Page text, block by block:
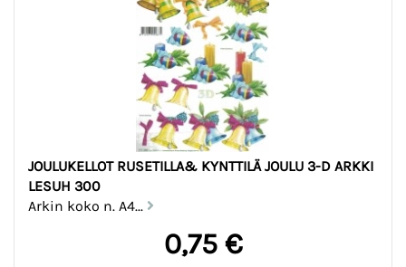
JOULUKELLOT RUSETILLA& KYNTTILÄ JOULU 3-D ARKKI
LESUH 300
Arkin koko n. A4...
0,75 €